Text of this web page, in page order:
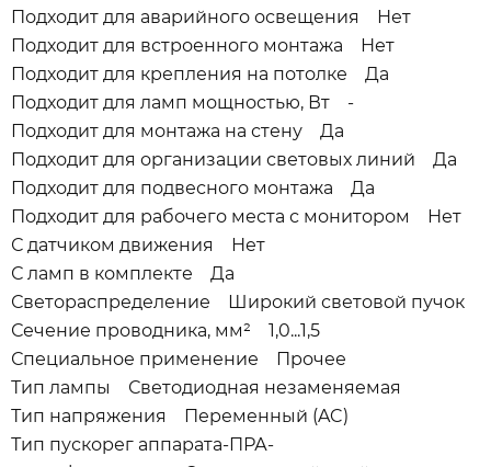
Подходит для аварийного освещения Нет
Подходит для встроенного монтажа Нет
Подходит для крепления на потолке Да
Подходит для ламп мощностью, Вт -
Подходит для монтажа на стену Да
Подходит для организации световых линий Да
Подходит для подвесного монтажа Да
Подходит для рабочего места с монитором Нет
С датчиком движения Нет
С ламп в комплекте Да
Светораспределение Широкий световой пучок
Сечение проводника, мм² 1,0...1,5
Специальное применение Прочее
Тип лампы Светодиодная незаменяемая
Тип напряжения Переменный (AC)
Тип пускорег аппарата-ПРА-